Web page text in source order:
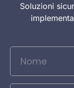
Soluzioni